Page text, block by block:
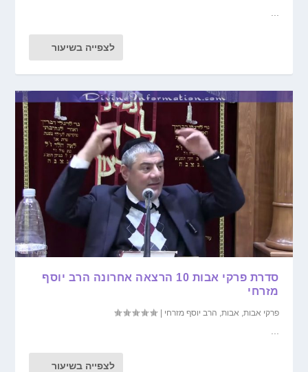
לצפייה בשיעור
סדרת פרקי אבות 10 הרצאה אחרונה הרב יוסף
מזרחי
פרקי אבות אבות הרב יוסף מזרחי |
לצפייה בשיעור